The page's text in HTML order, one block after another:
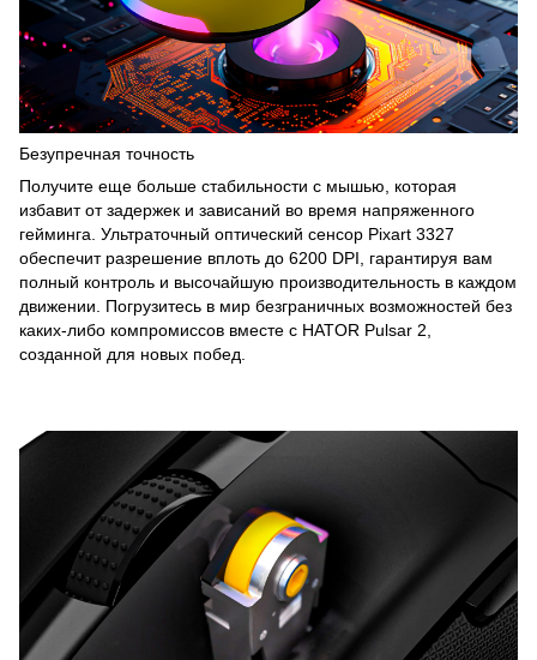
Безупречная точность
Получите еще больше стабильности с мышью, которая
избавит от задержек и зависаний во время напряженного
гейминга. Ультраточный оптический сенсор Pixart 3327
обеспечит разрешение вплоть до 6200 DPI, гарантируя вам
полный контроль и высочайшую производительность в каждом
движении. Погрузитесь в мир безграничных возможностей без
каких-либо компромиссов вместе с HATOR Pulsar 2,
созданной для новых побед.